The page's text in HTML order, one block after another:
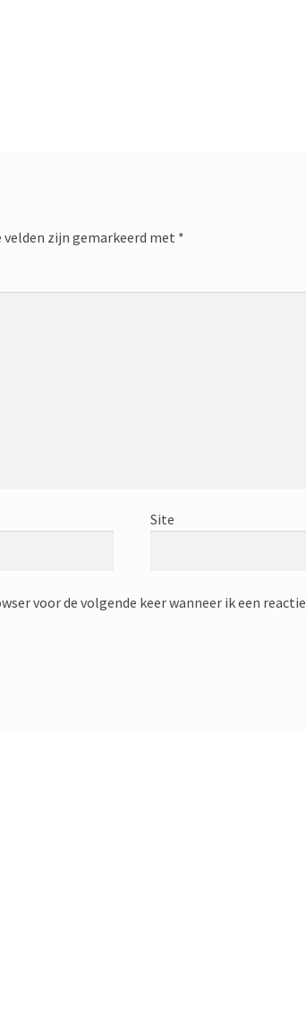
velden zijn gemarkeerd met *
Site
voor de volgende keer wanneer ik een reactie